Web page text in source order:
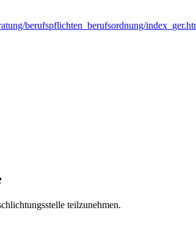
berufspflichten_berufsordnung/
teilzunehmen.